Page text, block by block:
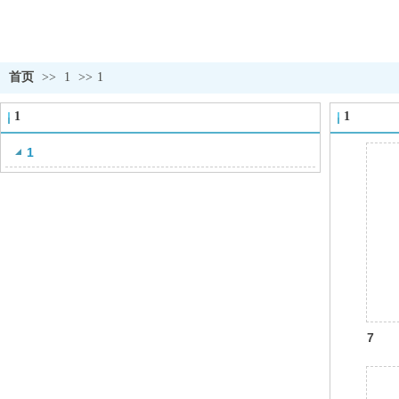
首页 >> 1 >> 1
1
1
1
7